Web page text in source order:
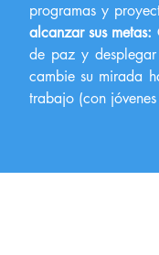
programas y
alcanzar sus metas:
de paz y
cambie su mirada
trabajo (con